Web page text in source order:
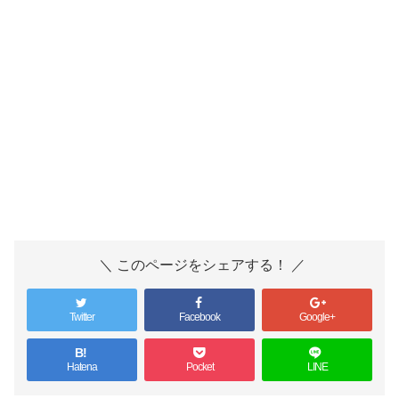
＼ このページをシェアする！ ／
Twitter Facebook Google+
B!
Hatena Pocket LINE